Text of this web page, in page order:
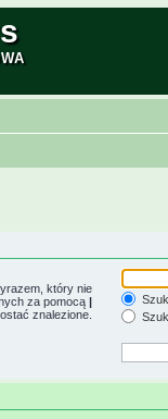
który nie
za pomocą |
znalezione.